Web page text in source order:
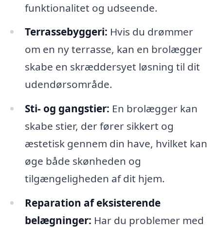
funktionalitet og udseende.
Terrassebyggeri: Hvis du drømmer
om en ny terrasse, kan en brolægger
skabe en skræddersyet løsning til dit
udendørsområde.
Sti- og gangstier: En brolægger kan
skabe stier, der fører sikkert og
æstetisk gennem din have, hvilket kan
øge både skønheden og
tilgængeligheden af dit hjem.
Reparation af eksisterende
belægninger: Har du problemer med